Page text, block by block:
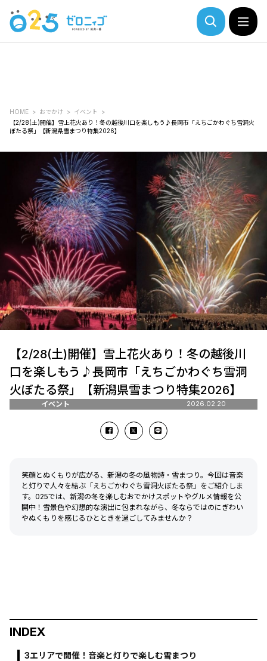
HOME おでかけ
イベント
【2/28(土)開催】雪上花火あり！冬の越後川口を楽しもう♪長岡市「えちごかわぐち雪洞火
ぼたる祭」【新潟県雪まつり特集2026】
【2/28(土)開催】雪上花火あり！冬の越後川
口を楽しもう♪長岡市「えちごかわぐち雪洞
火ぼたる祭」【新潟県雪まつり特集2026】
イベント 2026.02.20
笑顔とぬくもりが広がる、新潟の冬の風物詩・雪まつり。今回は音楽
と灯りで人々を結ぶ「えちごかわぐち雪洞火ぼたる祭」をご紹介しま
す。025では、新潟の冬を楽しむおでかけスポットやグルメ情報を公
開中！雪景色や幻想的な演出に包まれながら、冬ならではのにぎわい
やぬくもりを感じるひとときを過ごしてみませんか？
INDEX
3エリアで開催！音楽と灯りで楽しむ雪まつり